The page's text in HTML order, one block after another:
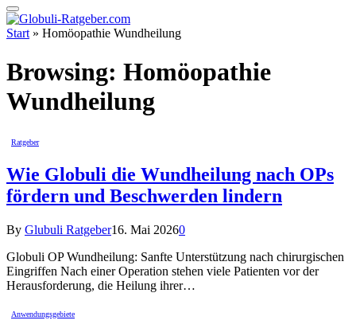
Start » Homöopathie Wundheilung
Browsing: Homöopathie
Wundheilung
Ratgeber
Wie Globuli die Wundheilung nach OPs
fördern und Beschwerden lindern
By Glubuli Ratgeber16. Mai 20260
Globuli OP Wundheilung: Sanfte Unterstützung nach chirurgischen
Eingriffen Nach einer Operation stehen viele Patienten vor der
Herausforderung, die Heilung ihrer…
Anwendungsgebiete